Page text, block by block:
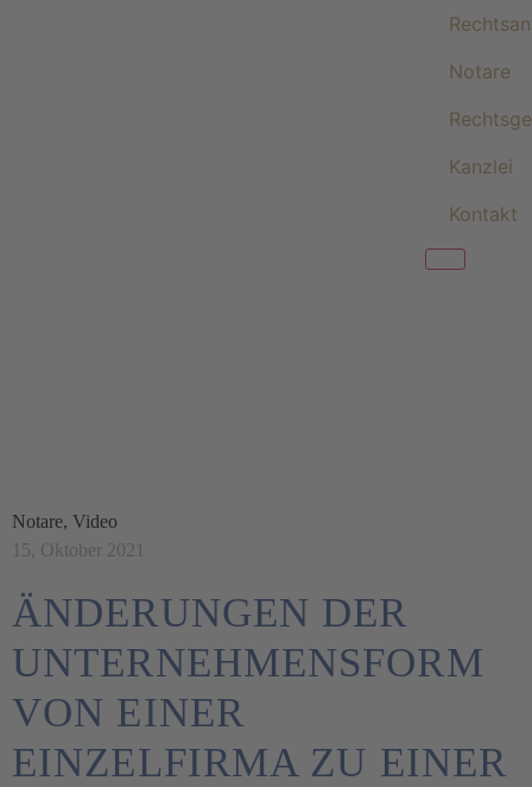
Notare
Kanzlei
Kontakt
Notare, Video
15, Oktober 2021
ÄNDERUNGEN DER
UNTERNEHMENSFORM
VON EINER
EINZELFIRMA ZU EINER